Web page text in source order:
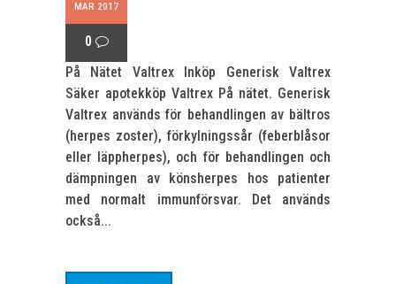
MAR 2017
0
På Nätet Valtrex Inköp Generisk Valtrex
Säker apotekköp Valtrex På nätet. Generisk
Valtrex används för behandlingen av bältros
(herpes zoster), förkylningssår (feberblåsor
eller läppherpes), och för behandlingen och
dämpningen av könsherpes hos patienter
med normalt immunförsvar. Det används
också...